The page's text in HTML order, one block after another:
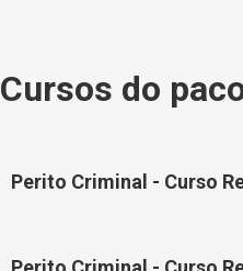
Cursos do
Perito Criminal - Curso